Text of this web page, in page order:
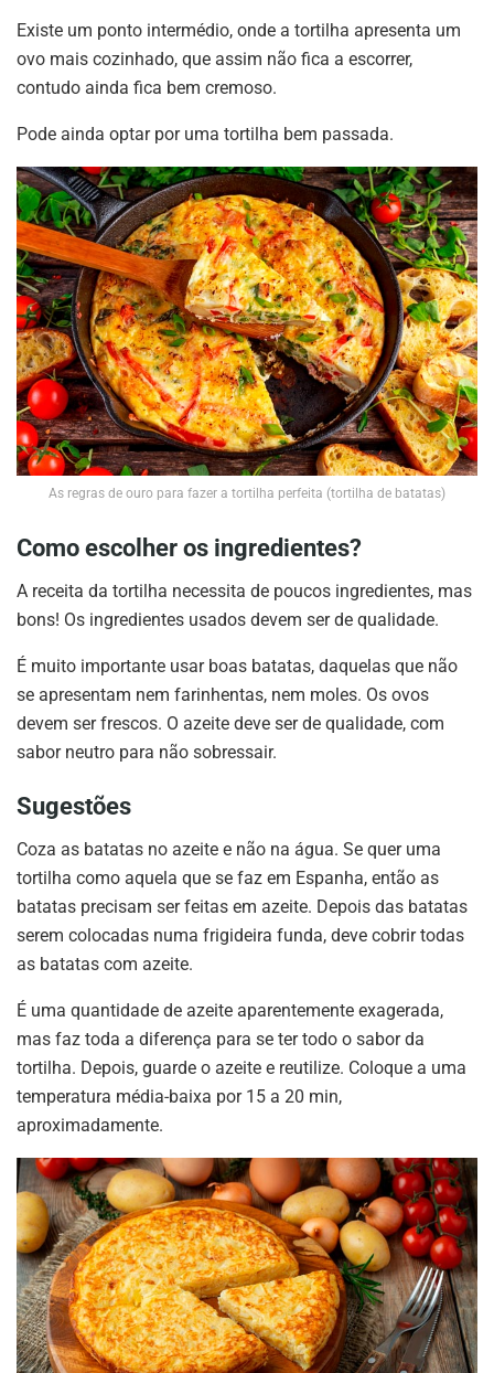
Existe um ponto intermédio, onde a tortilha apresenta um
ovo mais cozinhado, que assim não fica a escorrer,
contudo ainda fica bem cremoso.
Pode ainda optar por uma tortilha bem passada.
As regras de ouro para fazer a tortilha perfeita (tortilha de batatas)
Como escolher os ingredientes?
A receita da tortilha necessita de poucos ingredientes, mas
bons! Os ingredientes usados devem ser de qualidade.
É muito importante usar boas batatas, daquelas que não
se apresentam nem farinhentas, nem moles. Os ovos
devem ser frescos. O azeite deve ser de qualidade, com
sabor neutro para não sobressair.
Sugestões
Coza as batatas no azeite e não na água. Se quer uma
tortilha como aquela que se faz em Espanha, então as
batatas precisam ser feitas em azeite. Depois das batatas
serem colocadas numa frigideira funda, deve cobrir todas
as batatas com azeite.
É uma quantidade de azeite aparentemente exagerada,
mas faz toda a diferença para se ter todo o sabor da
tortilha. Depois, guarde o azeite e reutilize. Coloque a uma
temperatura média-baixa por 15 a 20 min,
aproximadamente.